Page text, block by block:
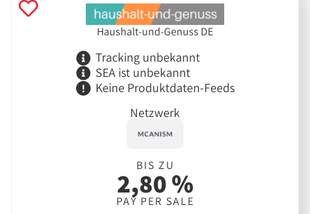
Haushalt-und-Genuss DE
Tracking unbekannt
SEA ist unbekannt
Keine Produktdaten-Feeds
Netzwerk
BIS ZU
2,80 %
PAY PER SALE